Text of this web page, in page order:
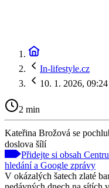
In-lifestyle.cz
10. 1. 2026, 09:24
2 min
Kateřina Brožová se
doslova šílí
Přidejte si obsah
hledání a Google zprávy
V okázalých šatech zlaté